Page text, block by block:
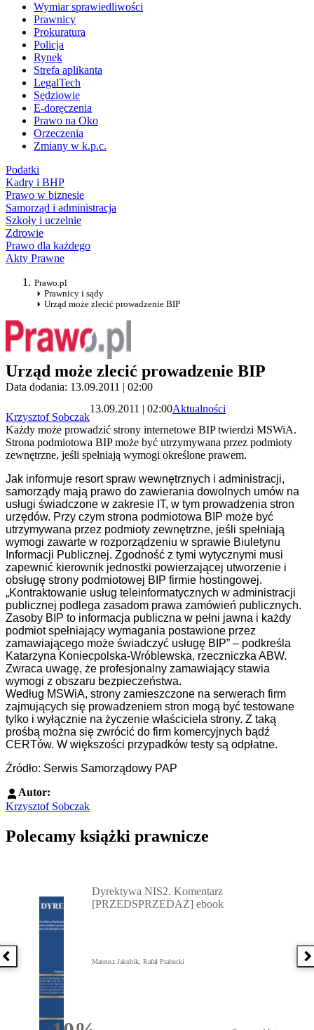
Wymiar sprawiedliwości
Prawnicy
Prokuratura
Policja
Rynek
Strefa aplikanta
LegalTech
Sędziowie
E-doręczenia
Prawo na Oko
Orzeczenia
Zmiany w k.p.c.
Podatki
Kadry i BHP
Prawo w biznesie
Samorząd i administracja
Szkoły i uczelnie
Zdrowie
Prawo dla każdego
Akty Prawne
Prawo.pl
Prawnicy i sądy
Urząd może zlecić prowadzenie BIP
Urząd może zlecić prowadzenie BIP
Data dodania: 13.09.2011 | 02:00
Krzysztof Sobczak
13.09.2011 | 02:00Aktualności
Każdy może prowadzić strony internetowe BIP twierdzi MSWiA.
Strona podmiotowa BIP może być utrzymywana przez podmioty
zewnętrzne, jeśli spełniają wymogi określone prawem.
Jak informuje resort spraw wewnętrznych i administracji,
samorządy mają prawo do zawierania dowolnych umów na
usługi świadczone w zakresie IT, w tym prowadzenia stron
urzędów. Przy czym strona podmiotowa BIP może być
utrzymywana przez podmioty zewnętrzne, jeśli spełniają
wymogi zawarte w rozporządzeniu w sprawie Biuletynu
Informacji Publicznej. Zgodność z tymi wytycznymi musi
zapewnić kierownik jednostki powierzającej utworzenie i
obsługę strony podmiotowej BIP firmie hostingowej.
„Kontraktowanie usług teleinformatycznych w administracji
publicznej podlega zasadom prawa zamówień publicznych.
Zasoby BIP to informacja publiczna w pełni jawna i każdy
podmiot spełniający wymagania postawione przez
zamawiającego może świadczyć usługę BIP” – podkreśla
Katarzyna Koniecpolska-Wróblewska, rzeczniczka ABW.
Zwraca uwagę, że profesjonalny zamawiający stawia
wymogi z obszaru bezpieczeństwa.
Według MSWiA, strony zamieszczone na serwerach firm
zajmujących się prowadzeniem stron mogą być testowane
tylko i wyłącznie na życzenie właściciela strony. Z taką
prośbą można się zwrócić do firm komercyjnych bądź
CERTów. W większości przypadków testy są odpłatne.
Źródło: Serwis Samorządowy PAP
Autor:
Krzysztof Sobczak
Polecamy książki prawnicze
Poprzednia książka
Dyrektywa NIS2. Komentarz
[PRZEDSPRZEDAŻ] ebook
Mateusz Jakubik, Rafał Prabucki